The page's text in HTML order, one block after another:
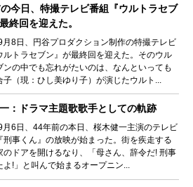
今日、特撮テレビ番組『ウルトラセブ
終回を迎えた。
月8日、円谷プロダクション制作の特撮テレビ
ルトラセブン』が最終回を迎えた。そのウル
ンの中でも忘れがたいのは、なんといっても
子（現：ひし美ゆり子）が演じたウルト...
：ドラマ主題歌歌手としての軌跡
月6日、44年前の本日、桜木健一主演のテレビ
刑事くん』の放映が始まった。街を疾走する
のドアを開けるなり、「母さん、辞令だ! 刑事
よ!」と叫んで始まるオープニン...